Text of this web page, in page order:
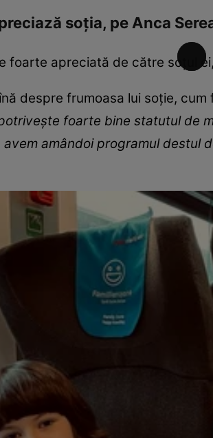
soția, pe Anca
foarte apreciată de către soțul
despre frumoasa lui soție,
foarte bine statutul de
amândoi programul destul